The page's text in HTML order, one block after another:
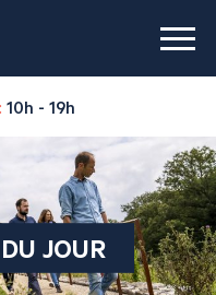
10h - 19h
JOUR